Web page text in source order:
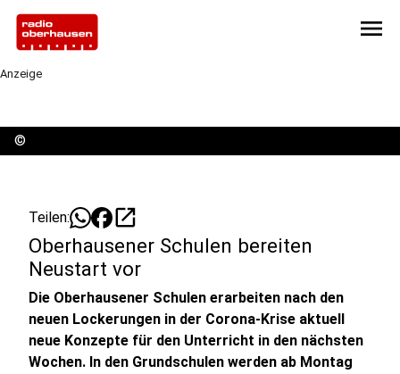
menu
Anzeige
©
Teilen: open_in_new
Oberhausener Schulen bereiten
Neustart vor
Die Oberhausener Schulen erarbeiten nach den
neuen Lockerungen in der Corona-Krise aktuell
neue Konzepte für den Unterricht in den nächsten
Wochen. In den Grundschulen werden ab Montag